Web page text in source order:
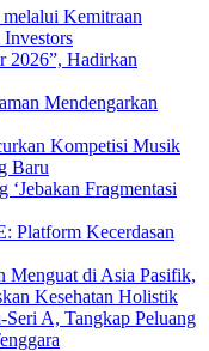
Kemitraan
2026”, Hadirkan
Mendengarkan
Kompetisi Musik
Baru
Fragmentasi
Platform Kecerdasan
Menguat di Asia Pasifik,
Kesehatan Holistik
A, Tangkap Peluang